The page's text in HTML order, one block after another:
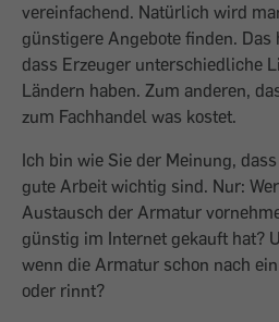
vereinfachend. Natürlich wird
günstigere Angebote finden. Das
dass Erzeuger unterschiedliche
Ländern haben. Zum anderen,
zum Fachhandel was kostet.
Ich bin wie Sie der Meinung,
gute Arbeit wichtig sind. Nur:
Austausch der Armatur
günstig im Internet gekauft hat?
wenn die Armatur schon nach
oder rinnt?